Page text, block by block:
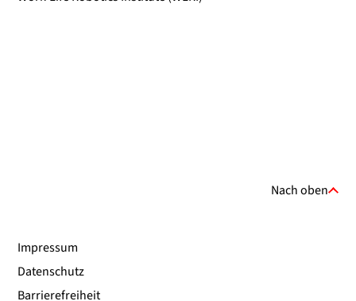
Nach oben
Impressum
Datenschutz
Barrierefreiheit